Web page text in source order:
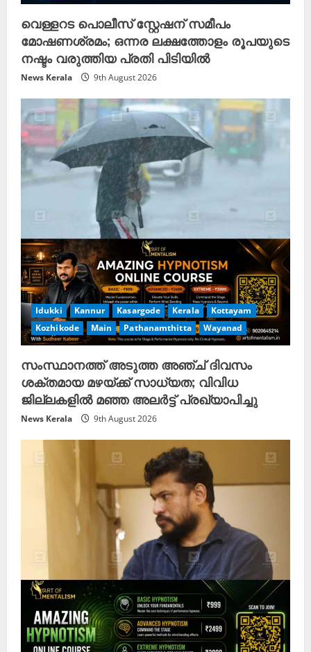
വെള്ളറട പൊലീസ്‌ സ്റ്റേഷന് സമീപം
മോഷണശ്രമം; ഒന്നര ലക്ഷത്തോളം രൂപയുടെ
നഷ്ടം വരുത്തിയ പ്രതി പിടിയിൽ
News Kerala 9th August 2026
Idukki Kannur Kasargode Kerala
Kottayam
Kozhikode
Main Pathanamthitta Wayanad
സംസ്ഥാനത്ത് അടുത്ത അഞ്ച് ദിവസം
ശക്തമായ മഴയ്ക്ക് സാധ്യത; വിവിധ
ജില്ലകളിൽ മഞ്ഞ അലർട്ട് പ്രഖ്യാപിച്ചു
News Kerala 9th August 2026